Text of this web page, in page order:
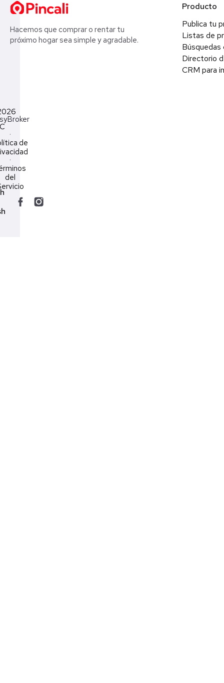
Hacemos que comprar o rentar tu
próximo hogar sea simple y agradable.
Producto
Publica tu
Listas de
Búsquedas
Directorio
CRM para
·
de
·
del